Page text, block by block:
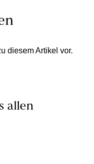
diesem Artikel vor.
allen